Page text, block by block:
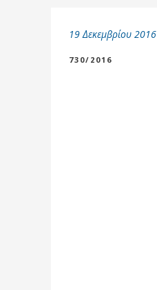
19 Δεκεμβρίου 2016
730/2016